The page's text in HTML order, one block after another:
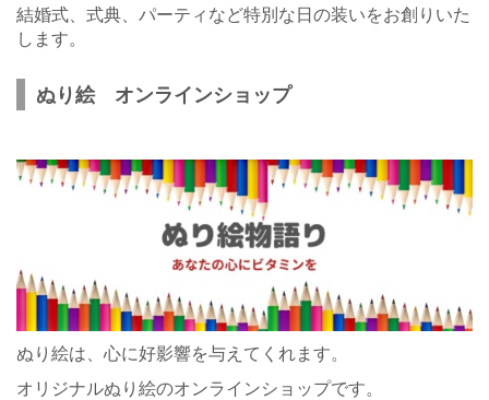
結婚式、式典、パーティなど特別な日の装いをお創りいた
します。
ぬり絵 オンラインショップ
ぬり絵は、心に好影響を与えてくれます。
オリジナルぬり絵のオンラインショップです。